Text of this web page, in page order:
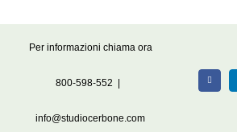
Per informazioni chiama ora
800-598-552
info@studiocerbone.com